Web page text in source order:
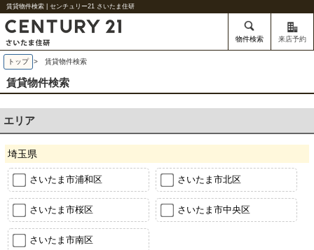
賃貸物件検索 | センチュリー21 さいたま住研
物件検索 来店予約
トップ > 賃貸物件検索
賃貸物件検索
エリア
埼玉県
さいたま市浦和区 さいたま市北区
さいたま市桜区 さいたま市中央区
さいたま市南区